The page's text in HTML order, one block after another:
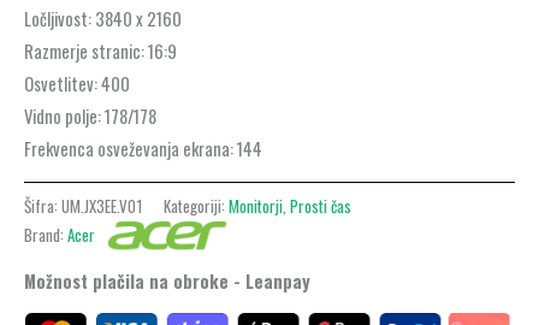
Ločljivost:3840 x 2160
Razmerje stranic:16:9
Osvetlitev:400
Vidno polje:178/178
Frekvenca osveževanja ekrana:144
Šifra: UM.JX3EE.V01 Kategoriji: Monitorji Prosti čas
Brand: Acer
Možnost plačila na obroke - Leanpay